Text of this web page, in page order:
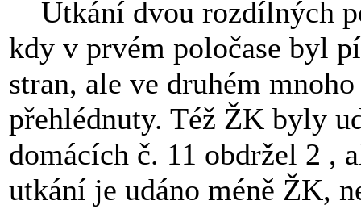
Utkání dvou rozdílných
kdy v prvém poločase byl
stran, ale ve druhém
přehlédnuty. Též ŽK byly
domácích č. 11 obdržel 2 ,
utkání je udáno méně ŽK,